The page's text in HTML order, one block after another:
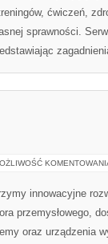
ćwiczeń,
sprawności.
innowacyjne
przemysłowego,
oraz urządzenia